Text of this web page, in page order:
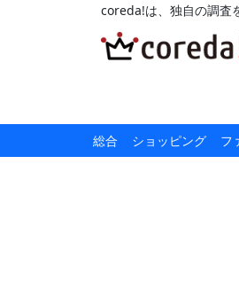
coreda!は、独自の調査
総合 ショッピング フ